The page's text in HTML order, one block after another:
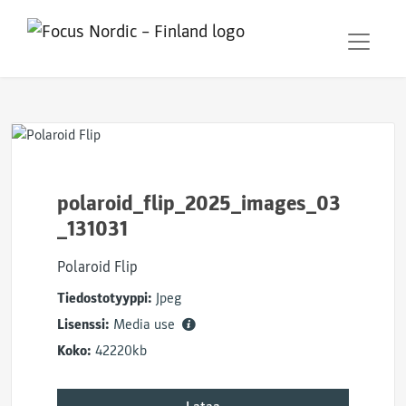
polaroid_flip_2025_images_03
_131031
Polaroid Flip
Tiedostotyyppi: Jpeg
Lisenssi: Media use
Koko: 42220kb